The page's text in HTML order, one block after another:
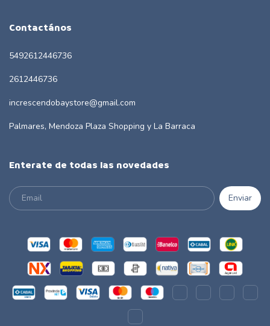
Contactános
5492612446736
2612446736
increscendobaystore@gmail.com
Palmares, Mendoza Plaza Shopping y La Barraca
Enterate de todas las novedades